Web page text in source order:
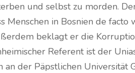
und selbst zu morden.
Menschen in Bosnien de
beklagt er die
Referent ist der
an der Päpstlichen Universität